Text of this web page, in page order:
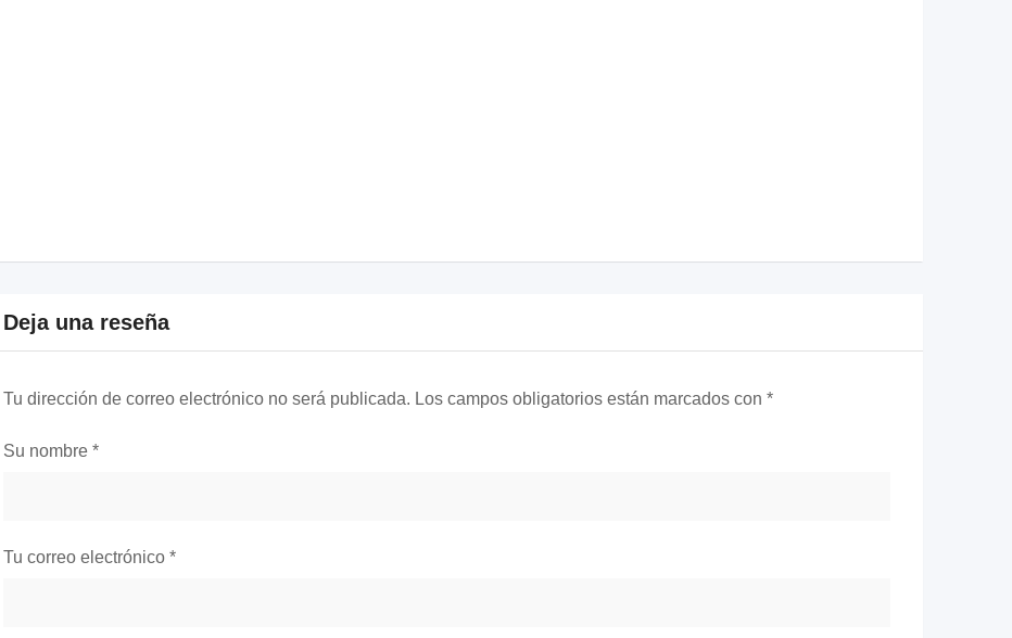
Deja una reseña
Tu dirección de correo electrónico no será publicada. Los campos obligatorios están marcados con *
Su nombre *
Tu correo electrónico *